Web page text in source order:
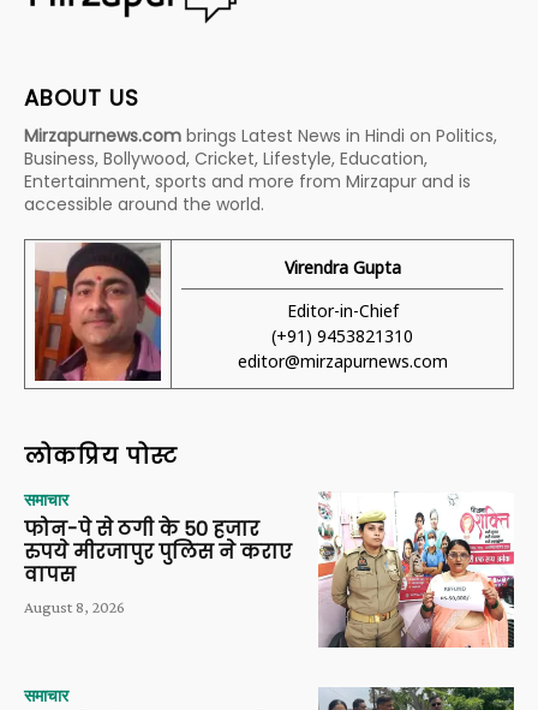
ABOUT US
Mirzapurnews.com brings Latest News in Hindi on Politics,
Business, Bollywood, Cricket, Lifestyle, Education,
Entertainment, sports and more from Mirzapur and is
accessible around the world.
Virendra Gupta
Editor-in-Chief
(+91) 9453821310
editor@mirzapurnews.com
लोकप्रिय पोस्ट
समाचार
फोन-पे से ठगी के 50 हजार
रुपये मीरजापुर पुलिस ने कराए
वापस
August 8, 2026
समाचार